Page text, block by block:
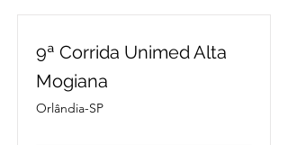
9ª Corrida Unimed Alta
Mogiana
Orlândia-SP